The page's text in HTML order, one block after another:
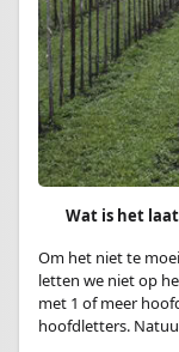
Wat is het
Om het niet te
letten we niet op
met 1 of meer
hoofdletters.